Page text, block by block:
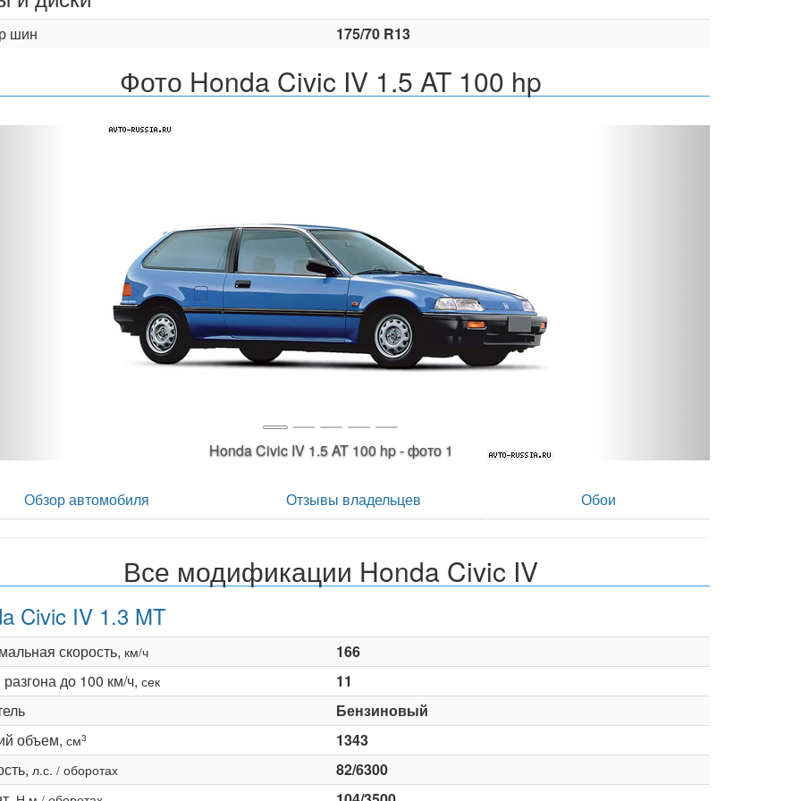
шин 175/70 R13
Фото Honda Civic IV 1.5 AT 100 hp
Honda Civic IV 1.5 AT 100 hp - фото 2
Обзор автомобиля Отзывы владельцев Обои
Все модификации Honda Civic IV
Civic IV 1.3 MT
скорость, км/ч
166
до 100 км/ч, сек
11
Бензиновый
объем, см3
1343
л.с. / оборотах
82/6300